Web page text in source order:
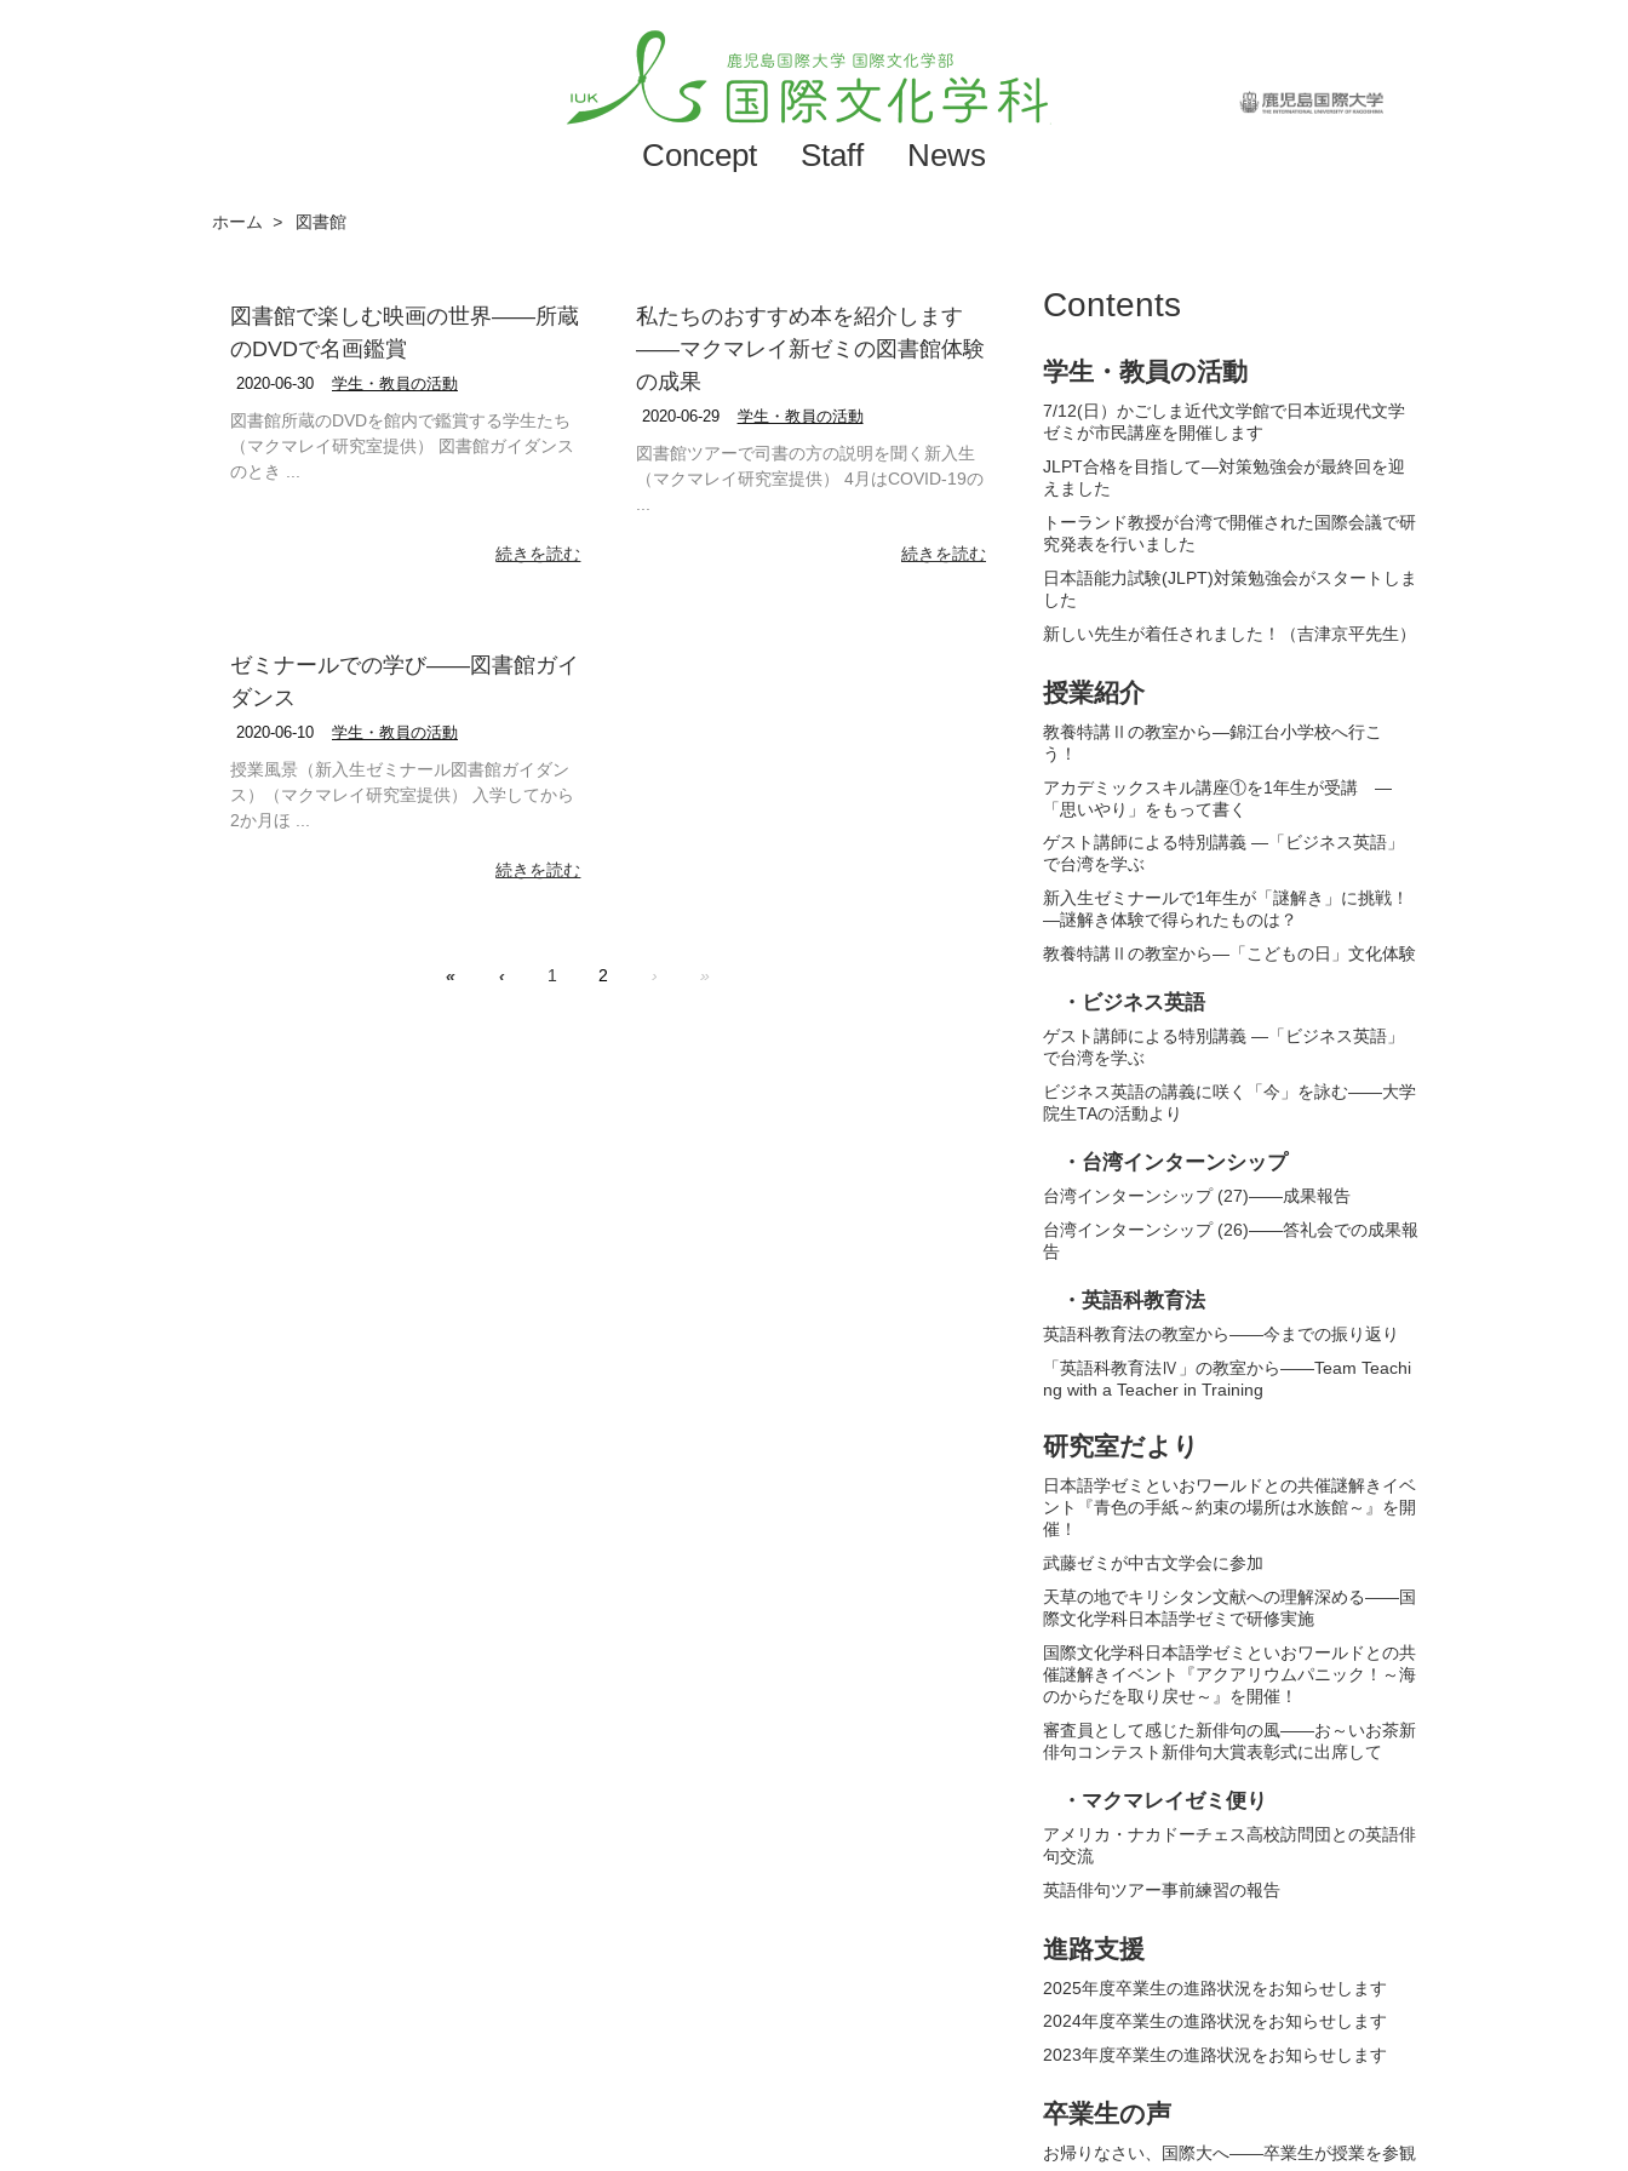
Concept Staff News
ホーム > 図書館
図書館で楽しむ映画の世界――所蔵
のDVDで名画鑑賞
2020-06-30 学生・教員の活動
図書館所蔵のDVDを館内で鑑賞する学生たち
（マクマレイ研究室提供） 図書館ガイダンス
のとき ...
続きを読む
私たちのおすすめ本を紹介します
――マクマレイ新ゼミの図書館体験
の成果
2020-06-29 学生・教員の活動
図書館ツアーで司書の方の説明を聞く新入生
（マクマレイ研究室提供） 4月はCOVID-19の
続きを読む
ゼミナールでの学び――図書館ガイ
ダンス
2020-06-10 学生・教員の活動
授業風景（新入生ゼミナール図書館ガイダン
ス）（マクマレイ研究室提供） 入学してから
2か月ほ ...
続きを読む
« ‹ 1 2 › »
Contents
学生・教員の活動
7/12(日）かごしま近代文学館で日本近現代文学
ゼミが市民講座を開催します
JLPT合格を目指して—対策勉強会が最終回を迎
えました
トーランド教授が台湾で開催された国際会議で研
究発表を行いました
日本語能力試験(JLPT)対策勉強会がスタートしま
した
新しい先生が着任されました！（吉津京平先生）
授業紹介
教養特講Ⅱの教室から―錦江台小学校へ行こ
う！
アカデミックスキル講座①を1年生が受講 ―
「思いやり」をもって書く
ゲスト講師による特別講義 ―「ビジネス英語」
で台湾を学ぶ
新入生ゼミナールで1年生が「謎解き」に挑戦！
―謎解き体験で得られたものは？
教養特講Ⅱの教室から―「こどもの日」文化体験
・ビジネス英語
ゲスト講師による特別講義 ―「ビジネス英語」
で台湾を学ぶ
ビジネス英語の講義に咲く「今」を詠む――大学
院生TAの活動より
・台湾インターンシップ
台湾インターンシップ (27)——成果報告
台湾インターンシップ (26)――答礼会での成果報
告
・英語科教育法
英語科教育法の教室から——今までの振り返り
「英語科教育法Ⅳ」の教室から――Team Teachi
ng with a Teacher in Training
研究室だより
日本語学ゼミといおワールドとの共催謎解きイベ
ント『青色の手紙～約束の場所は水族館～』を開
催！
武藤ゼミが中古文学会に参加
天草の地でキリシタン文献への理解深める――国
際文化学科日本語学ゼミで研修実施
国際文化学科日本語学ゼミといおワールドとの共
催謎解きイベント『アクアリウムパニック！～海
のからだを取り戻せ～』を開催！
審査員として感じた新俳句の風――お～いお茶新
俳句コンテスト新俳句大賞表彰式に出席して
・マクマレイゼミ便り
アメリカ・ナカドーチェス高校訪問団との英語俳
句交流
英語俳句ツアー事前練習の報告
進路支援
2025年度卒業生の進路状況をお知らせします
2024年度卒業生の進路状況をお知らせします
2023年度卒業生の進路状況をお知らせします
卒業生の声
お帰りなさい、国際大へ――卒業生が授業を参観